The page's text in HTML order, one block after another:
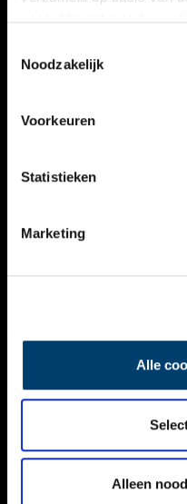
Noodzakelijk
Voorkeuren
Statistieken
Marketing
Alle
Alleen
ACTIVITEITEN
NIEUWSBRIEF
DISCLAIMER
TOEGANKELIJKHEID
Volg ONH op social media